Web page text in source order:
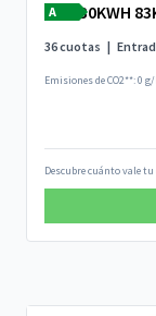
A
30KWH
36 cuotas |
Emisiones de CO2**: 0
Descubre cuánto vale